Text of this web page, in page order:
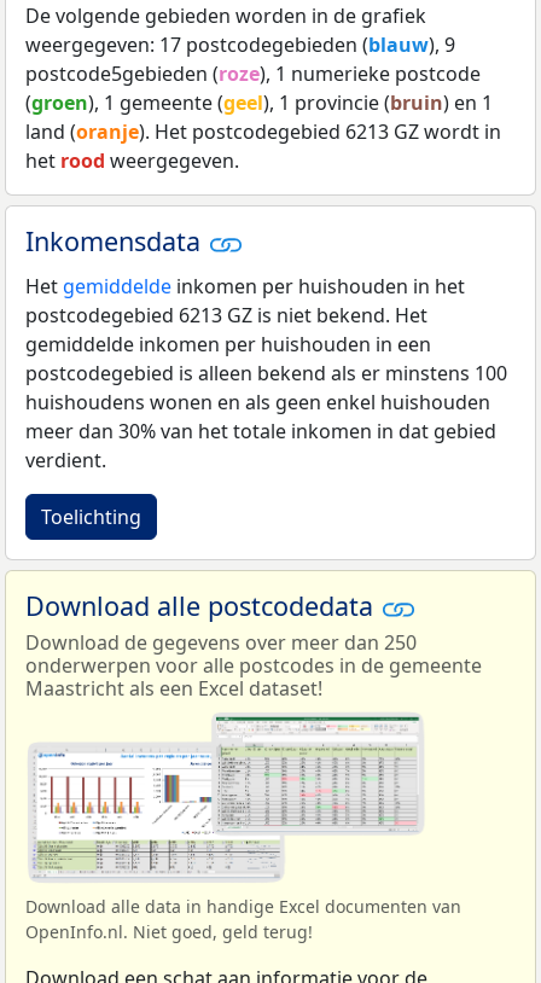
De volgende gebieden worden in de grafiek
weergegeven: 17 postcodegebieden (blauw), 9
postcode5gebieden (roze), 1 numerieke postcode
(groen), 1 gemeente (geel), 1 provincie (bruin) en 1
land (oranje). Het postcodegebied 6213 GZ wordt in
het rood weergegeven.
Inkomensdata
Het gemiddelde inkomen per huishouden in het
postcodegebied 6213 GZ is niet bekend. Het
gemiddelde inkomen per huishouden in een
postcodegebied is alleen bekend als er minstens 100
huishoudens wonen en als geen enkel huishouden
meer dan 30% van het totale inkomen in dat gebied
verdient.
Toelichting
Download alle postcodedata
Download de gegevens over meer dan 250
onderwerpen voor alle postcodes in de gemeente
Maastricht als een Excel dataset!
Download alle data in handige Excel documenten van
OpenInfo.nl. Niet goed, geld terug!